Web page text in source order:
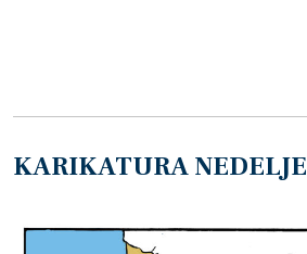
KARIKATURA NEDELJE